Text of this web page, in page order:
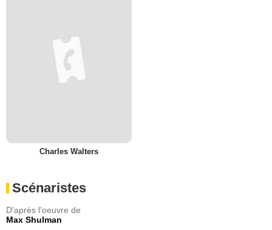
Charles Walters
Scénaristes
D'après l'oeuvre de
Max Shulman